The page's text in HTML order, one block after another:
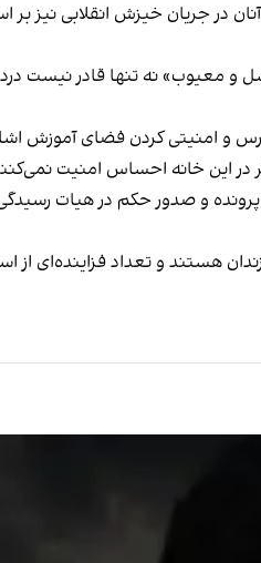
در جریان خیزش انقلابی نیز
نه تنها قادر نیست
و امنیتی کردن فضای آموزش
در این خانه احساس امنیت
و‌ پرونده‌سازی برای فعالان صنفی و بیش از ۱۰۰ مورد
هستند و تعداد فزاینده‌ای از